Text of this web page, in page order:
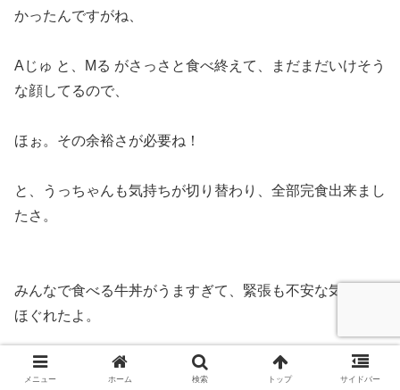
かったんですがね、
Aじゅ と、Mる がさっさと食べ終えて、まだまだいけそう
な顔してるので、
ほぉ。その余裕さが必要ね！
と、うっちゃんも気持ちが切り替わり、全部完食出来まし
たさ。
みんなで食べる牛丼がうますぎて、緊張も不安な気持ちも
ほぐれたよ。
そうか。みんなよりも うっちゃんが緊張してちゃダメじ
メニュー ホーム 検索 トップ サイドバー